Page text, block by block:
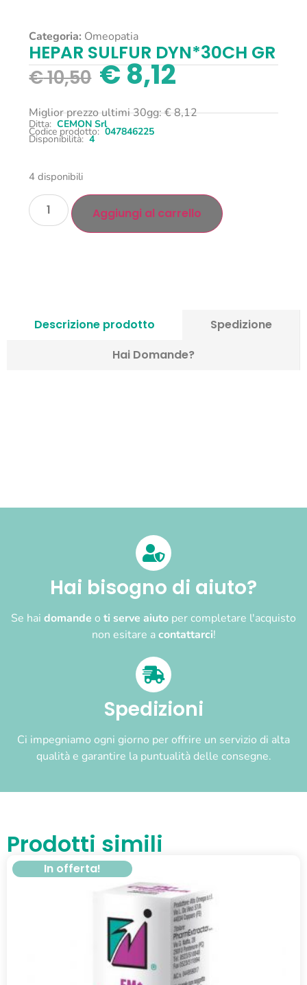
Categoria: Omeopatia
HEPAR SULFUR DYN*30CH GR
€10,50 €8,12
Miglior prezzo ultimi 30gg:€8,12
Ditta: CEMON Srl
Codice prodotto: 047846225
Disponibilità: 4
4 disponibili
Aggiungi al carrello
Descrizione prodotto
Spedizione
Hai Domande?
Hai bisogno di aiuto?
Se hai domande o ti serve aiuto per completare l'acquisto
non esitare acontattarci!
Spedizioni
Ci impegniamo ogni giorno per offrire un servizio di alta
qualità e garantire la puntualità delle consegne.
Prodotti simili
In offerta!